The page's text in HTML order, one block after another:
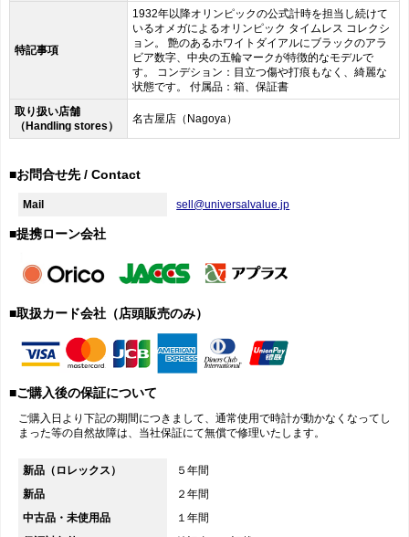
特記事項
1932年以降オリンピックの公式計時を担当し続けて
いるオメガによるオリンピック タイムレス コレクシ
ョン。 艶のあるホワイトダイアルにブラックのアラ
ビア数字、中央の五輪マークが特徴的なモデルで
す。 コンデション：目立つ傷や打痕もなく、綺麗な
状態です。 付属品：箱、保証書
取り扱い店舗
（Handling stores）
名古屋店（Nagoya）
■お問合せ先 / Contact
Mail sell@universalvalue.jp
■提携ローン会社
■取扱カード会社（店頭販売のみ）
■ご購入後の保証について
ご購入日より下記の期間につきまして、通常使用で時計が動かなくなってし
まった等の自然故障は、当社保証にて無償で修理いたします。
新品（ロレックス）
５年間
新品
２年間
中古品・未使用品
１年間